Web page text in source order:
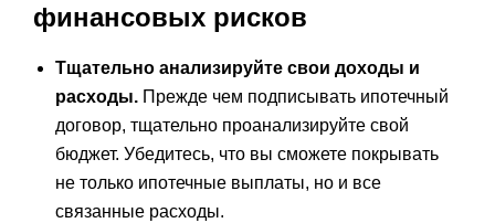
финансовых рисков
Тщательно анализируйте свои доходы и
расходы.Прежде чем подписывать ипотечный
договор, тщательно проанализируйте свой
бюджет. Убедитесь, что вы сможете покрывать
не только ипотечные выплаты, но и все
связанные расходы.